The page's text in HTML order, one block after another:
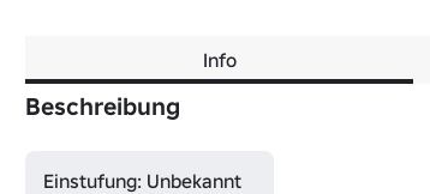
Info
Beschreibung
Einstufung: Unbekannt